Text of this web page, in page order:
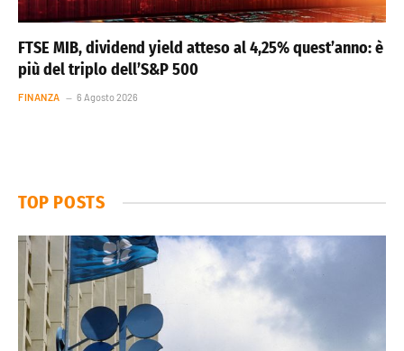
FTSE MIB, dividend yield atteso al 4,25% quest’anno: è
più del triplo dell’S&P 500
FINANZA 6 Agosto 2026
TOP POSTS